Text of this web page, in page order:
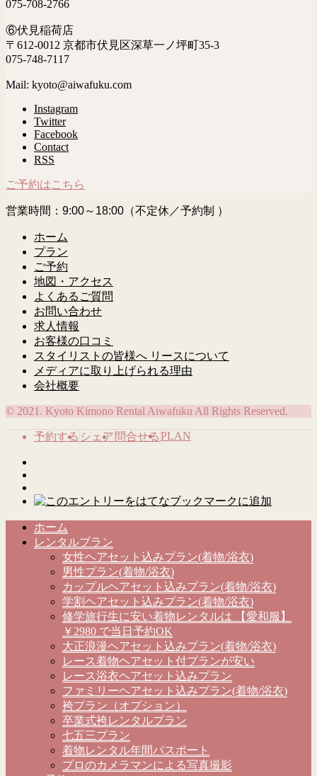
075-708-2766
⑥伏見稲荷店
〒612-0012 京都市伏見区深草一ノ坪町35-3
075-748-7117
Mail: kyoto@aiwafuku.com
Instagram
Twitter
Facebook
Contact
RSS
ご予約はこちら
営業時間：9:00～18:00（不定休／予約制 ）
ホーム
プラン
ご予約
地図・アクセス
よくあるご質問
お問い合わせ
求人情報
お客様の口コミ
スタイリストの皆様へ リースについて
メディアに取り上げられる理由
会社概要
© 2021. Kyoto Kimono Rental Aiwafuku All Rights Reserved.
予約する シェア 問合せるPLAN
ホーム
レンタルプラン
女性ヘアセット込みプラン(着物/浴衣)
男性プラン(着物/浴衣)
カップルヘアセット込みプラン(着物/浴衣)
学割ヘアセット込みプラン(着物/浴衣)
修学旅行生に安い着物レンタルは 【愛和服】
￥2980 で当日予約OK
大正浪漫ヘアセット込みプラン(着物/浴衣)
レース着物ヘアセット付プランが安い
レース浴衣ヘアセット込みプラン
ファミリーヘアセット込みプラン(着物/浴衣)
袴プラン（オプション）
卒業式袴レンタルプラン
七五三プラン
着物レンタル年間パスポート
プロのカメラマンによる写真撮影